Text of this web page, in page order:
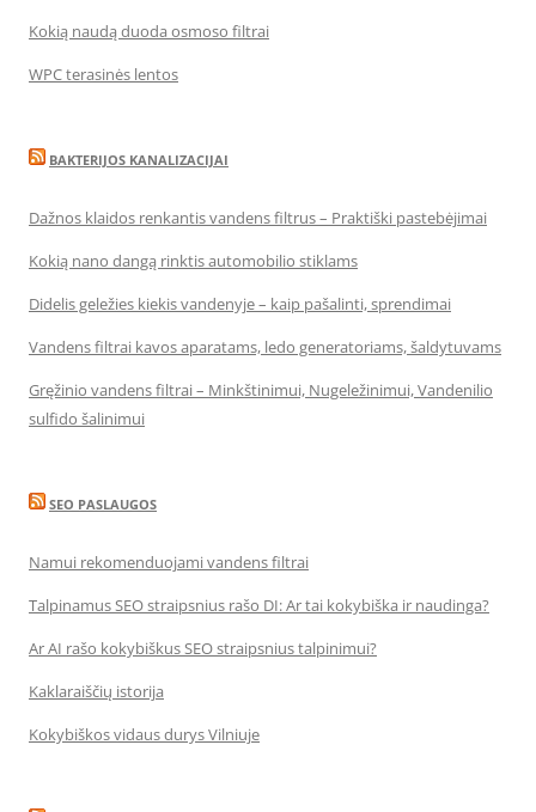
Kokią naudą duoda osmoso filtrai
WPC terasinės lentos
BAKTERIJOS KANALIZACIJAI
Dažnos klaidos renkantis vandens filtrus – Praktiški pastebėjimai
Kokią nano dangą rinktis automobilio stiklams
Didelis geležies kiekis vandenyje – kaip pašalinti, sprendimai
Vandens filtrai kavos aparatams, ledo generatoriams, šaldytuvams
Gręžinio vandens filtrai – Minkštinimui, Nugeležinimui, Vandenilio
sulfido šalinimui
SEO PASLAUGOS
Namui rekomenduojami vandens filtrai
Talpinamus SEO straipsnius rašo DI: Ar tai kokybiška ir naudinga?
Ar AI rašo kokybiškus SEO straipsnius talpinimui?
Kaklaraiščių istorija
Kokybiškos vidaus durys Vilniuje